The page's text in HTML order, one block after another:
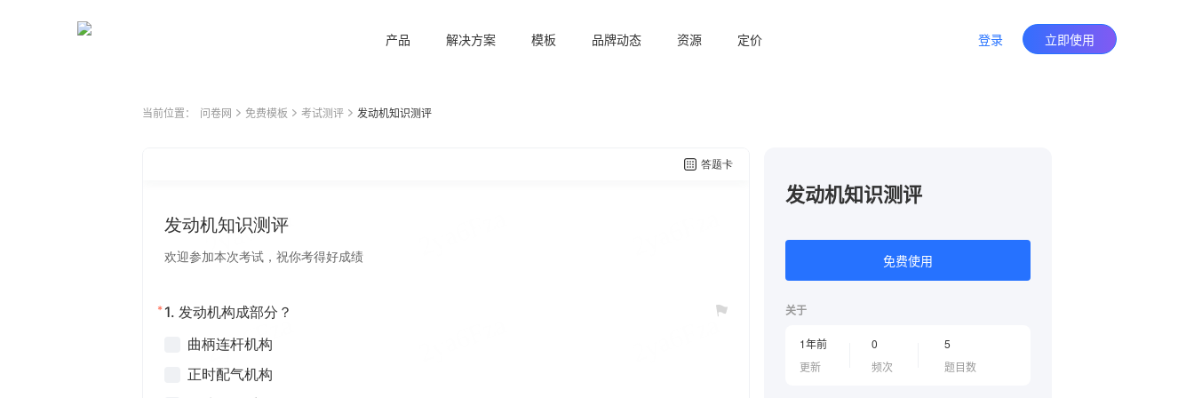
产品 解决方案 模板 品牌动态 资源 定价 登录 立即使用
当前位置： 问卷网 免费模板 考试测评 发动机知识测评
发动机知识测评
免费使用
关于
1年前
更新
0
频次
5
题目数